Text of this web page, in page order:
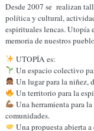
Desde 2007 se realizan
política y cultural,
espirituales lencas. Utopía
memoria de nuestros
UTOPÍA es:
Un espacio colectivo
Un lugar para la niñez,
Un territorio para la
Una herramienta para
comunidades.
Una propuesta abierta